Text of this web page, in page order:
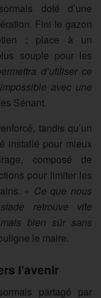
doté d’une
Fini le gazon
: place à un
souple pour les
d’utiliser ce
avec une
Sénant.
tandis qu’un
installé pour mieux
composé de
pour limiter les
« Ce que nous
retrouve vite
bien sûr sans
le maire.
l’avenir
partagé par